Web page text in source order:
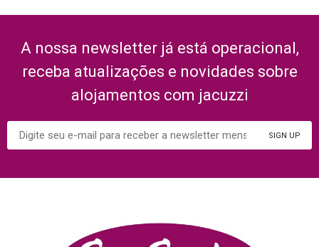
A nossa newsletter já está operacional,
receba atualizações e novidades sobre
alojamentos com jacuzzi